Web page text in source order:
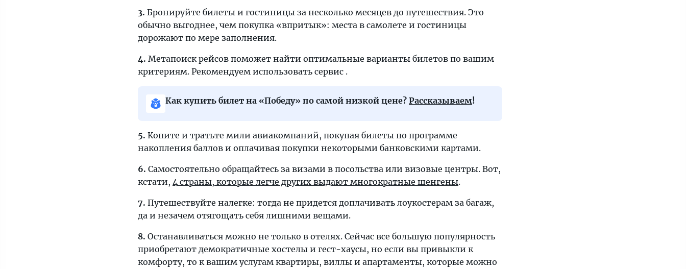
мире
—
на
страницах
3. Бронируйте билеты и гостиницы за несколько месяцев до путешествия. Это
обычно выгоднее, чем покупка «впритык»: места в самолете и гостиницы
дорожают по мере заполнения.
4. Метапоиск рейсов поможет найти оптимальные варианты билетов по вашим
критериям. Рекомендуем использовать сервис .
Как купить билет на «Победу» по самой низкой цене? Рассказываем!
5. Копите и тратьте мили авиакомпаний, покупая билеты по программе
накопления баллов и оплачивая покупки некоторыми банковскими картами.
6. Самостоятельно обращайтесь за визами в посольства или визовые центры. Вот,
кстати, 4 страны, которые легче других выдают многократные шенгены.
7. Путешествуйте налегке: тогда не придется доплачивать лоукостерам за багаж,
да и незачем отягощать себя лишними вещами.
8. Останавливаться можно не только в отелях. Сейчас все большую популярность
приобретают демократичные хостелы и гест-хаусы, но если вы привыкли к
комфорту, то к вашим услугам квартиры, виллы и апартаменты, которые можно